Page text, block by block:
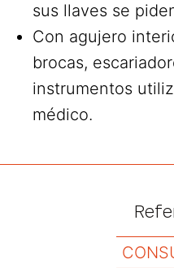
sus llaves se
Con agujero
brocas,
instrumentos
médico.